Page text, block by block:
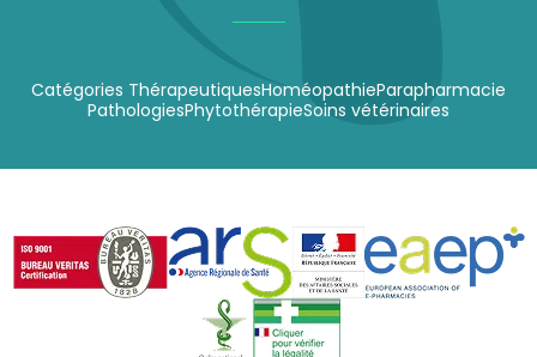
Catégories ThérapeutiquesHoméopathieParapharmacie
PathologiesPhytothérapieSoins vétérinaires